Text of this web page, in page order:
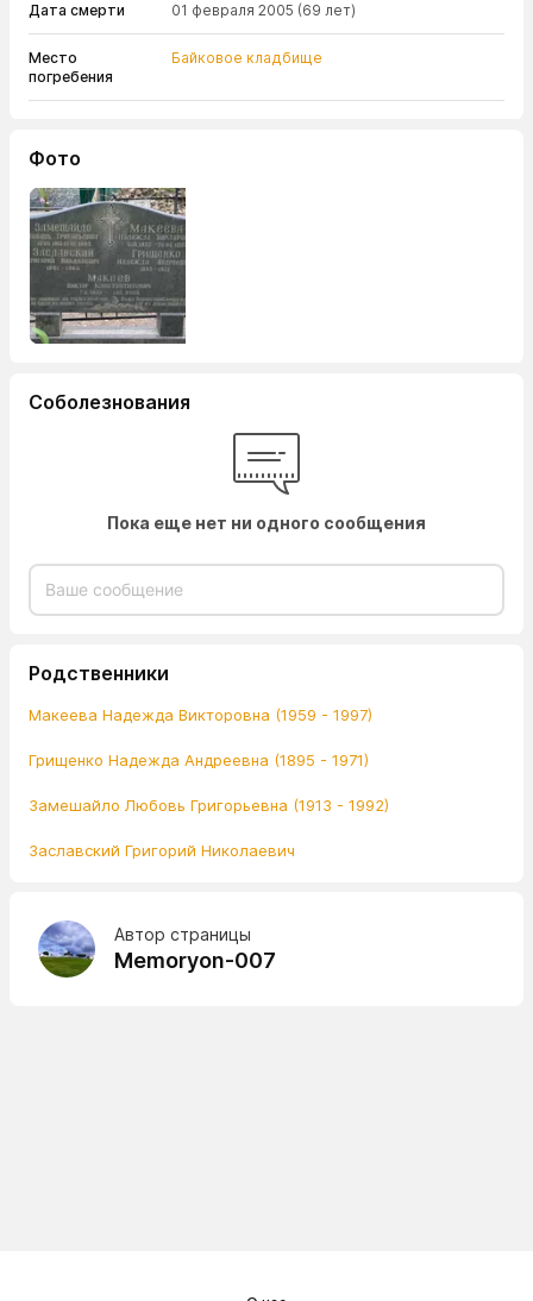
Дата смерти 01 февраля 2005 (69 лет)
Место
погребения
Байковое кладбище
Фото
Соболезнования
Пока еще нет ни одного сообщения
Родственники
Макеева Надежда Викторовна (1959 - 1997)
Грищенко Надежда Андреевна (1895 - 1971)
Замешайло Любовь Григорьевна (1913 - 1992)
Заславский Григорий Николаевич
Автор страницы
Memoryon-007